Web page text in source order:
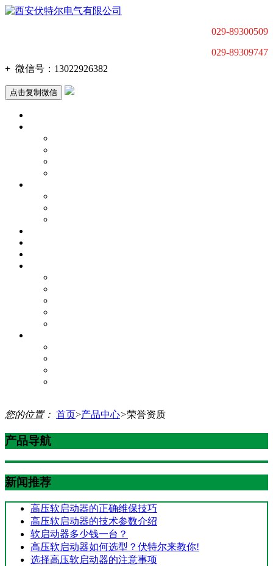
029-89300509
029-89309747
+ 微信号： 13022926382
点击复制微信
您的位置： 首页>产品中心>荣誉资质
产品导航
新闻推荐
高压软启动器的正确维保技巧
高压软启动器的技术参数介绍
软启动器多少钱一台？
高压软启动器如何选型？伏特尔来教你!
选择高压软启动器的注意事项